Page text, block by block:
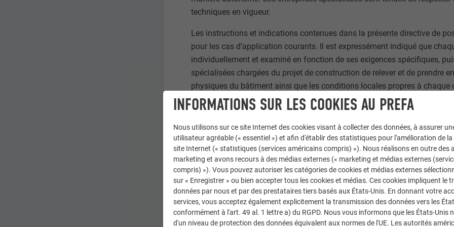
techniques en vigueur.
Les instructions et indications contenues dans la présente directive de
pour les cas d’application courants. Il est expressément indiqué que
individuellement et examiné en fonction de ses exigences spécifiques,
spécialisées chargées du projet de construction de relever et de prendre
physiques du bâtiment ainsi que les conditions locales propres à chaque
de conformité du projet, les prescriptions en matière de protection
d’affecter l’ouvrage, notamment dans des zones exposées avec de
peuvent en effet tenir compte de ces spécificités individuelles.
La présente directive de pose tient compte de l'état actuel de la
de leur création. La mise à disposition gratuite de la présente directive
constitue pas une prestation contractuelle ou similaire à celle de PREFA
En utilisant la présente directive de pose, l’utilisateur reconnaît et
applicable, décline toute responsabilité, quelle qu’en soit la nature, pour
réclamation émanant de l’utilisateur ou de tiers, qui pourraient découler,
INFORMATIONS SUR LES COOKIES AU PREFA
Nous utilisons sur ce site Internet des cookies visant à collecter des données, à assurer
utilisateur agréable (« essentiel ») et afin d'établir des statistiques pour l'amélioration de
site Internet (« statistiques (services américains compris) »). Nous réalisons en outre des
marketing et avons recours à des médias externes (« marketing et médias externes
compris) »). Vous pouvez autoriser les catégories de cookies et médias externes
sur « Enregistrer » ou bien accepter tous les cookies et médias. Ces cookies impliquent le
données par nous et par des prestataires tiers basés aux États-Unis. En donnant votre
services, vous acceptez également explicitement la transmission des données vers les
conformément à l'art. 49 al. 1 lettre a) du RGPD. Nous vous informons que les États-Unis
d'un niveau de protection des données équivalent aux normes de l'UE. Les autorités